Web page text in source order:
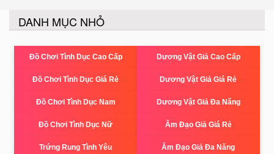
DANH MỤC NHỎ
Đồ Chơi Tình Dục Cao Cấp Dương Vật Giả Cao Cấp
Đồ Chơi Tình Dục Giá Rẻ Dương Vật Giả Giá Rẻ
Đồ Chơi Tình Dục Nam Dương Vật Giả Đa Năng
Đồ Chơi Tình Dục Nữ Âm Đạo Giả Giá Rẻ
Trứng Rung Tình Yêu Âm Đạo Giả Đa Năng